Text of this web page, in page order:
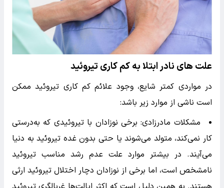
علت های نادر ابتلا به کم کاری تیروئید
در مواردی کمتر شایع، وجود علائم کم کاری تیروئید ممکن
است ناشی از موارد زیر باشد:
مشکلات مادرزادی: برخی نوزادان با تیروئیدی که به‌درستی
کار نمی‌کند، متولد می‌شوند یا حتی بدون غده تیروئید به دنیا
می‌آیند. در بیشتر موارد علت عدم رشد مناسب تیروئید
نامشخص است، اما برخی از نوزادان دچار اختلال تیروئید ارثی